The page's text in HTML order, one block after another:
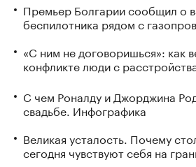
Премьер Болгарии сообщил о
беспилотника рядом с
«С ним не договоришься»: как
конфликте люди с
С чем Роналду и Джорджина
свадьбе. Инфографика
Великая усталость. Почему
сегодня чувствуют себя на